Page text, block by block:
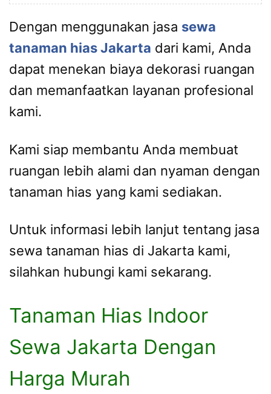
Dengan menggunakan jasa sewa
tanaman hias Jakarta dari kami, Anda
dapat menekan biaya dekorasi ruangan
dan memanfaatkan layanan profesional
kami.
Kami siap membantu Anda membuat
ruangan lebih alami dan nyaman dengan
tanaman hias yang kami sediakan.
Untuk informasi lebih lanjut tentang jasa
sewa tanaman hias di Jakarta kami,
silahkan hubungi kami sekarang.
Tanaman Hias Indoor
Sewa Jakarta Dengan
Harga Murah